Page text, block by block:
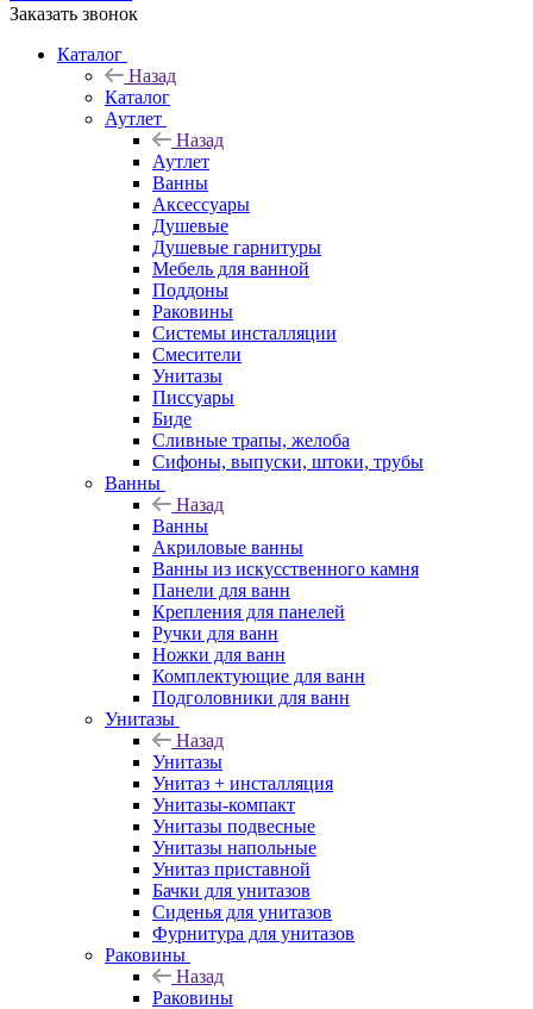
Заказать звонок
Каталог
Назад
Каталог
Аутлет
Назад
Аутлет
Ванны
Аксессуары
Душевые
Душевые гарнитуры
Мебель для ванной
Поддоны
Раковины
Системы инсталляции
Смесители
Унитазы
Писсуары
Биде
Сливные трапы, желоба
Сифоны, выпуски, штоки, трубы
Ванны
Назад
Ванны
Акриловые ванны
Ванны из искусственного камня
Панели для ванн
Крепления для панелей
Ручки для ванн
Ножки для ванн
Комплектующие для ванн
Подголовники для ванн
Унитазы
Назад
Унитазы
Унитаз + инсталляция
Унитазы-компакт
Унитазы подвесные
Унитазы напольные
Унитаз приставной
Бачки для унитазов
Сиденья для унитазов
Фурнитура для унитазов
Раковины
Назад
Раковины